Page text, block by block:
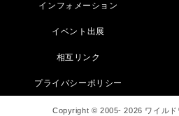
インフォメーション
イベント出展
相互リンク
プライバシーポリシー
Copyright © 2005- 2026 ワイルド